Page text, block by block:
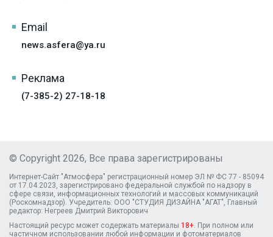
Email
news.asfera@ya.ru
Реклама
(7-385-2) 27-18-18
© Copyright 2026, Все права зарегистрированы
Интернет-Сайт "Атмосфера" регистрационный номер ЭЛ № ФС 77 - 85094
от 17.04.2023, зарегистрировано федеральной службой по надзору в
сфере связи, информационных технологий и массовых коммуникаций
(Роскомнадзор). Учредитель: ООО "СТУДИЯ ДИЗАЙНА "АГАТ", Главный
редактор: Негреев Дмитрий Викторович
Настоящий ресурс может содержать материалы 18+ . При полном или
частичном использовании любой информации и фотоматериалов